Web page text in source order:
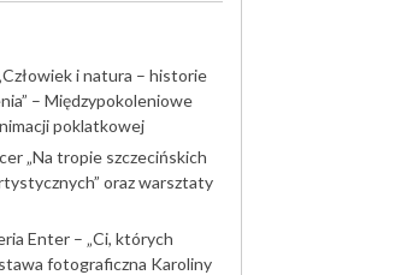
DK „13 MUZ
i natura – historie
– Międzypokoleniowe
poklatkowej
„Na tropie szczecińskich
oraz warsztaty
Enter – „Ci, których
fotograficzna Karoliny